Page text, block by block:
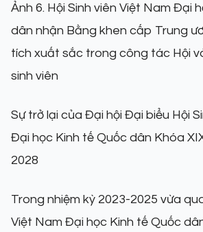
Ảnh 6. Hội Sinh viên Việt Nam Đại
dân nhận Bằng khen cấp Trung
tích xuất sắc trong công tác Hội
sinh viên
Sự trở lại của Đại hội Đại biểu Hội
Đại học Kinh tế Quốc dân Khóa
2028
Trong nhiệm kỳ 2023-2025 vừa
Việt Nam Đại học Kinh tế Quốc